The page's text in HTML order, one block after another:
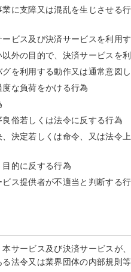
に支障又は混乱を生じさせる
ビス及び決済サービスを利用
外の目的で、決済サービスを
を利用する動作又は通常意図
な負荷をかける行為
俗若しくは法令に反する行為
決定若しくは命令、又は法令
的に反する行為
ス提供者が不適当と判断する
サービス及び決済サービスが
法令又は業界団体の内部規則